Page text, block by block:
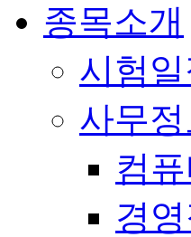
종목소개
시험일
사무정
컴
경